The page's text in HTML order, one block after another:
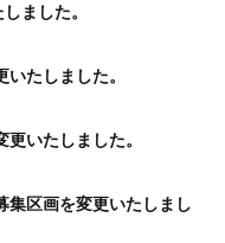
ました。
たしました。
いたしました。
集区画を変更いたしまし